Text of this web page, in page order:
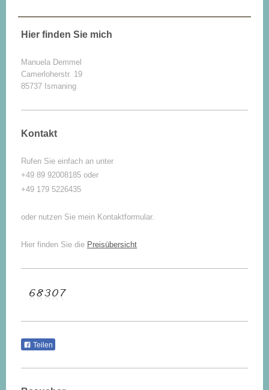
Hier finden Sie mich
Manuela Demmel
Camerloherstr. 19
85737 Ismaning
Kontakt
Rufen Sie einfach an unter
+49 89 92008185 oder
+49 179 5226435
oder nutzen Sie mein Kontaktformular.
Hier finden Sie die Preisübersicht
Teilen